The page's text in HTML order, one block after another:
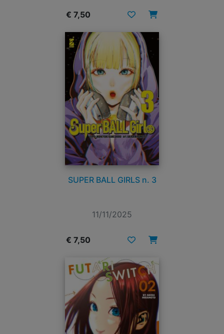
€ 7,50
SUPER BALL GIRLS n. 3
11/11/2025
€ 7,50